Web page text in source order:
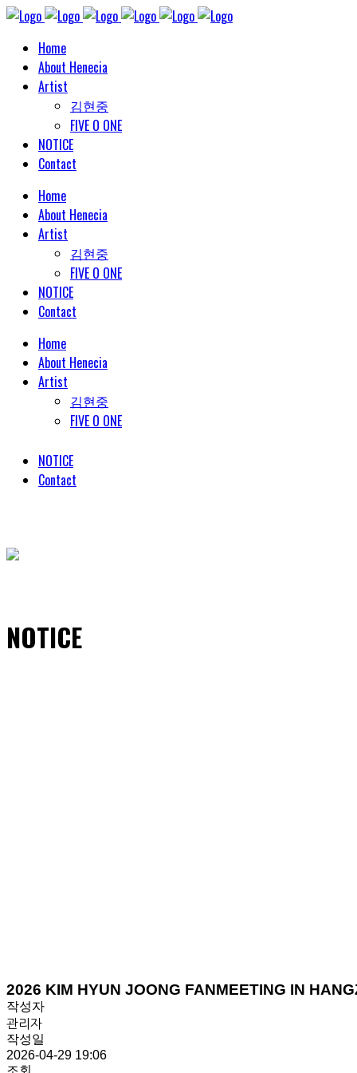
Home
About Henecia
Artist
김현중
FIVE O ONE
NOTICE
Contact
Home
About Henecia
Artist
김현중
FIVE O ONE
NOTICE
Contact
Home
About Henecia
Artist
김현중
FIVE O ONE
NOTICE
Contact
NOTICE
2026 KIM HYUN JOONG FANMEETING IN
작성자
관리자
작성일
2026-04-29 19:06
조회